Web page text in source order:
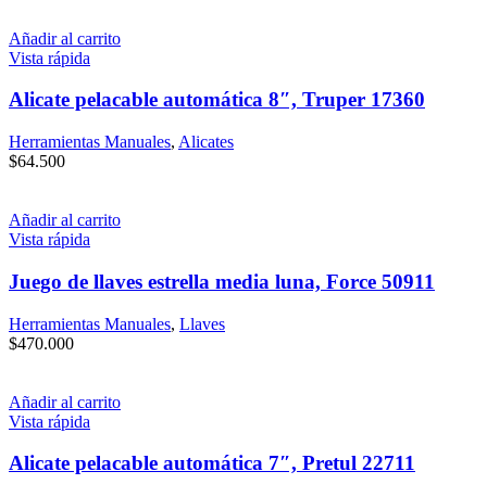
Añadir al carrito
Vista rápida
Alicate pelacable automática 8″, Truper 17360
Herramientas Manuales, Alicates
$64.500
Añadir al carrito
Vista rápida
Juego de llaves estrella media luna, Force 50911
Herramientas Manuales, Llaves
$470.000
Añadir al carrito
Vista rápida
Alicate pelacable automática 7″, Pretul 22711